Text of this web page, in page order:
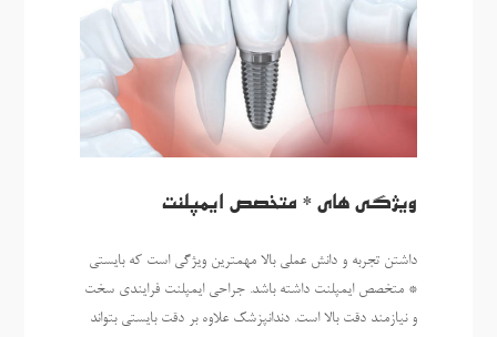
ویژگی های * متخصص ایمپلنت
داشتن تجربه و دانش عملی بالا مهمترین ویژگی است که بایستی
* متخصص ایمپلنت داشته باشد. جراحی ایمپلنت فرایندی سخت
و نیازمند دقت بالا است. دندانپزشک علاوه بر دقت بایستی بتواند